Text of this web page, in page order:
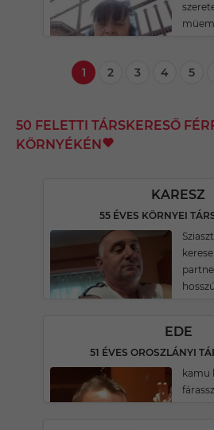
1 2 3 4 5
50 FELETTI TÁRSKERESŐ
KÖRNYÉKÉN
KARESZ
55 ÉVES KÖRNYEI
EDE
51 ÉVES OROSZLÁNYI
kamu